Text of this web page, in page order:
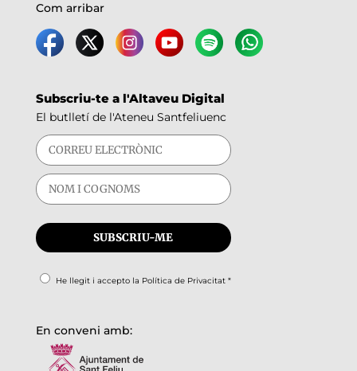
Com arribar
Subscriu-te a l'Altaveu Digital
El butlletí de l'Ateneu Santfeliuenc
He llegit i accepto la Política de Privacitat*
En conveni amb: